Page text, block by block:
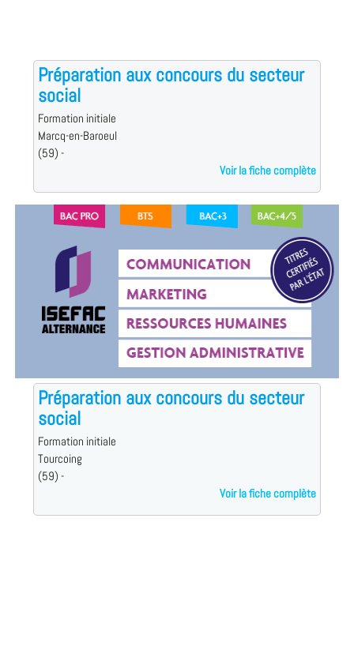
Préparation aux concours du secteur
social
Formation initiale
Marcq-en-Baroeul
(59) -
Voir la fiche complète
Préparation aux concours du secteur
social
Formation initiale
Tourcoing
(59) -
Voir la fiche complète